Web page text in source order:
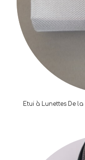
Etui à Lunettes De